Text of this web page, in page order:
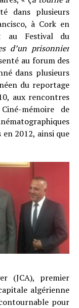
dans plusieurs
à Cork en
au Festival du
d’un prisonnier
au forum des
dans plusieurs
du reportage
aux rencontres
mémoire de
2012, ainsi que
(JCA), premier
algérienne
pour